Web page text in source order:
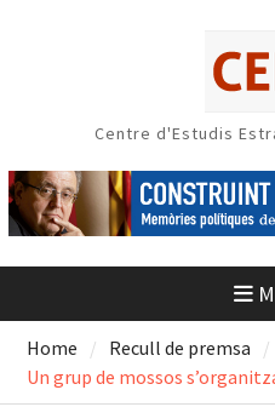
Centre d'Estudis
Home
Recull de premsa
Un grup de mossos